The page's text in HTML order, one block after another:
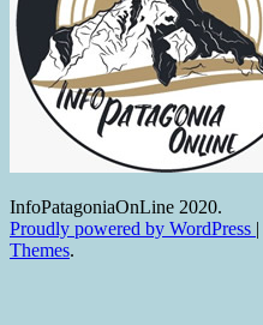
InfoPatagoniaOnLine 2020.
Proudly powered by WordPress |
Themes.